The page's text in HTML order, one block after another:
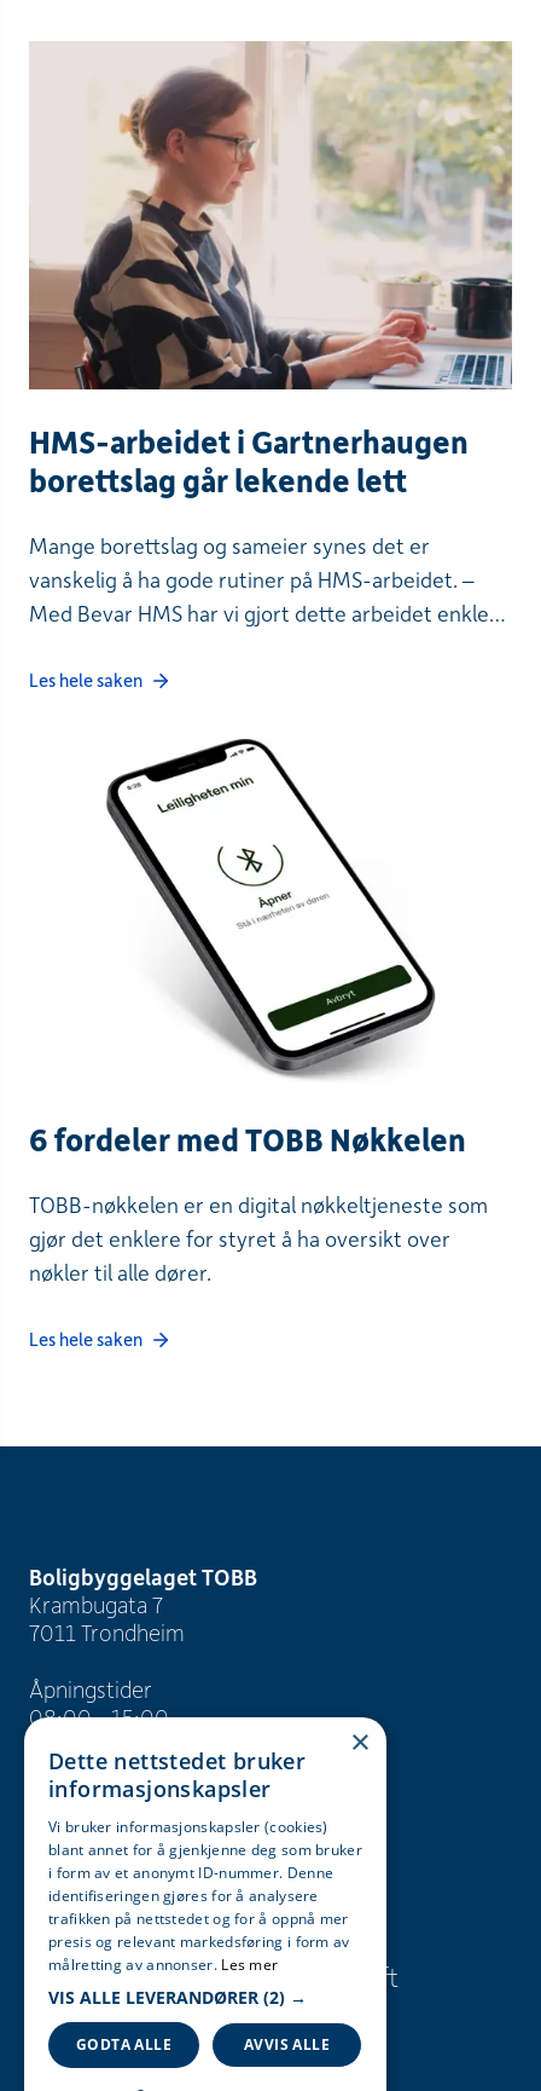
HMS-arbeidet i Gartnerhaugen
borettslag går lekende lett
Mange borettslag og sameier synes det er
vanskelig å ha gode rutiner på HMS-arbeidet. –
Med Bevar HMS har vi gjort dette arbeidet enklere
Gartnerhaugen borettslag.
Les hele saken
6 fordeler med TOBB Nøkkelen
TOBB-nøkkelen er en digital nøkkeltjeneste som
gjør det enklere for styret å ha oversikt over
nøkler til alle dører.
Les hele saken
Boligbyggelaget TOBB
Krambugata 7
7011 Trondheim
Åpningstider
08:00 - 15:00
info@tobb.no
+47 73 83 15 00
Org. nr. 946 629 243
Søk
Presse og
informasjon
Karriere
Bærekraft
×
Dette nettstedet bruker
informasjonskapsler
Vi bruker informasjonskapsler (cookies)
blant annet for å gjenkjenne deg som bruker
i form av et anonymt ID-nummer. Denne
identifiseringen gjøres for å analysere
trafikken på nettstedet og for å oppnå mer
presis og relevant markedsføring i form av
målretting av annonser. Les mer
VIS ALLE LEVERANDØRER (2) →
GODTA ALLE AVVIS ALLE